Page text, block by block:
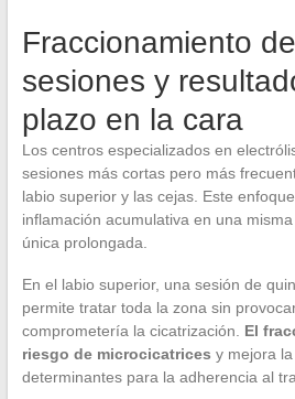
Fraccionamiento
sesiones y
plazo en la cara
Los centros especializados en
sesiones más cortas pero más
labio superior y las cejas. Este
inflamación acumulativa en una
única prolongada.
En el labio superior, una sesión de
permite tratar toda la zona sin
comprometería la cicatrización. El
riesgo de microcicatrices y mejora
determinantes para la adherencia al